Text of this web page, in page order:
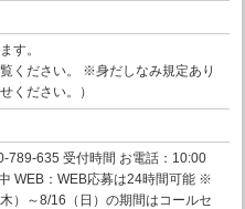
す。
ください。 ※身だしなみ規定あり
ください。）
789-635 受付時間 お電話：10:00
WEB：WEB応募は24時間可能 ※
）～8/16（日）の期間はコールセ